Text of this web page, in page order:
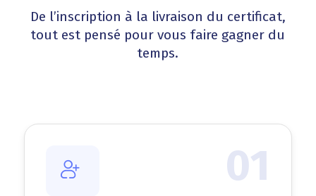
De l’inscription à la livraison du certificat,
tout est pensé pour vous faire gagner du
temps.
01